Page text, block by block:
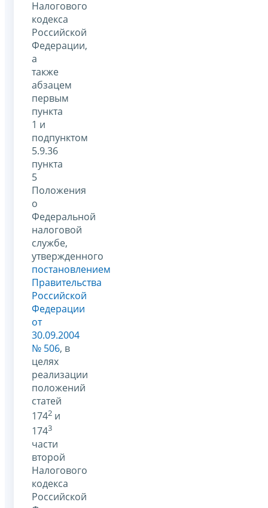
Налогового
кодекса
Российской
Федерации,
а
также
абзацем
первым
пункта
1 и
подпунктом
5.9.36
пункта
5
Положения
о
Федеральной
налоговой
службе,
утвержденного
постановлением
Правительства
Российской
Федерации
от
30.09.2004
№ 506, в
целях
реализации
положений
статей
1742 и
1743
части
второй
Налогового
кодекса
Российской